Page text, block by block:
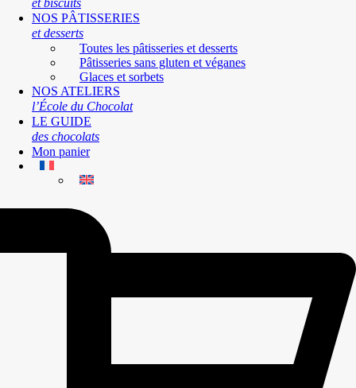
et biscuits
NOS PÂTISSERIES
et desserts
Toutes les pâtisseries et desserts
Pâtisseries sans gluten et véganes
Glaces et sorbets
NOS ATELIERS
l’École du Chocolat
LE GUIDE
des chocolats
Mon panier